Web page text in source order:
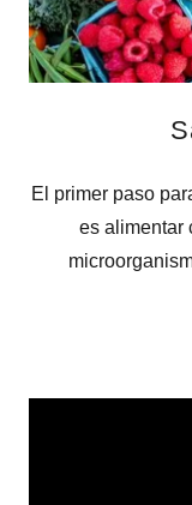
El primer paso
es alimentar